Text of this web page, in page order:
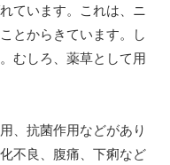
ています。これは、ニ
とからきています。し
むしろ、薬草として用
、抗菌作用などがあり
不良、腹痛、下痢など